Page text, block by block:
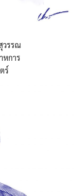
วรรณ
หการ
ร์